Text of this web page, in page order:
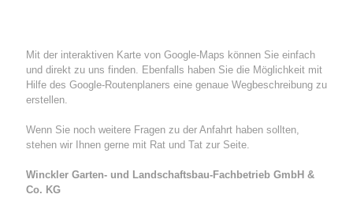
Mit der interaktiven Karte von Google-Maps können Sie einfach
und direkt zu uns finden. Ebenfalls haben Sie die Möglichkeit mit
Hilfe des Google-Routenplaners eine genaue Wegbeschreibung zu
erstellen.
Wenn Sie noch weitere Fragen zu der Anfahrt haben sollten,
stehen wir Ihnen gerne mit Rat und Tat zur Seite.
Winckler Garten- und Landschaftsbau-Fachbetrieb GmbH &
Co. KG